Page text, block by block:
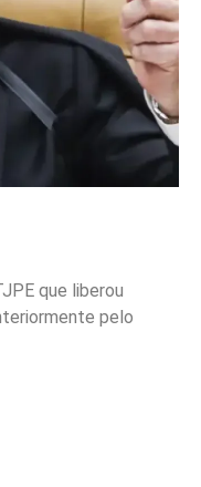
que liberou
pelo